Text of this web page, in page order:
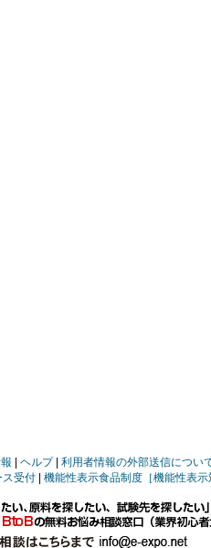
ヘルプ 利用者情報の外部送信につい
ス受付
機能性表示食品制度［機能性表示